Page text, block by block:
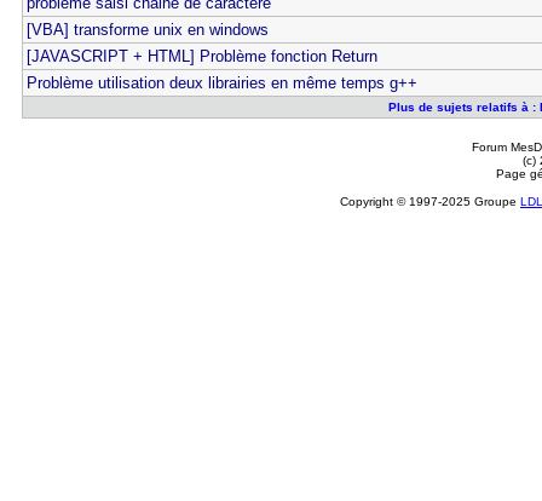
[VBA] transforme unix en windows
[JAVASCRIPT + HTML] Problème fonction Return
Problème utilisation deux librairies en même temps g++
Plus de sujets relatifs à :
Forum
(c)
Page
Copyright © 1997-2025 Groupe